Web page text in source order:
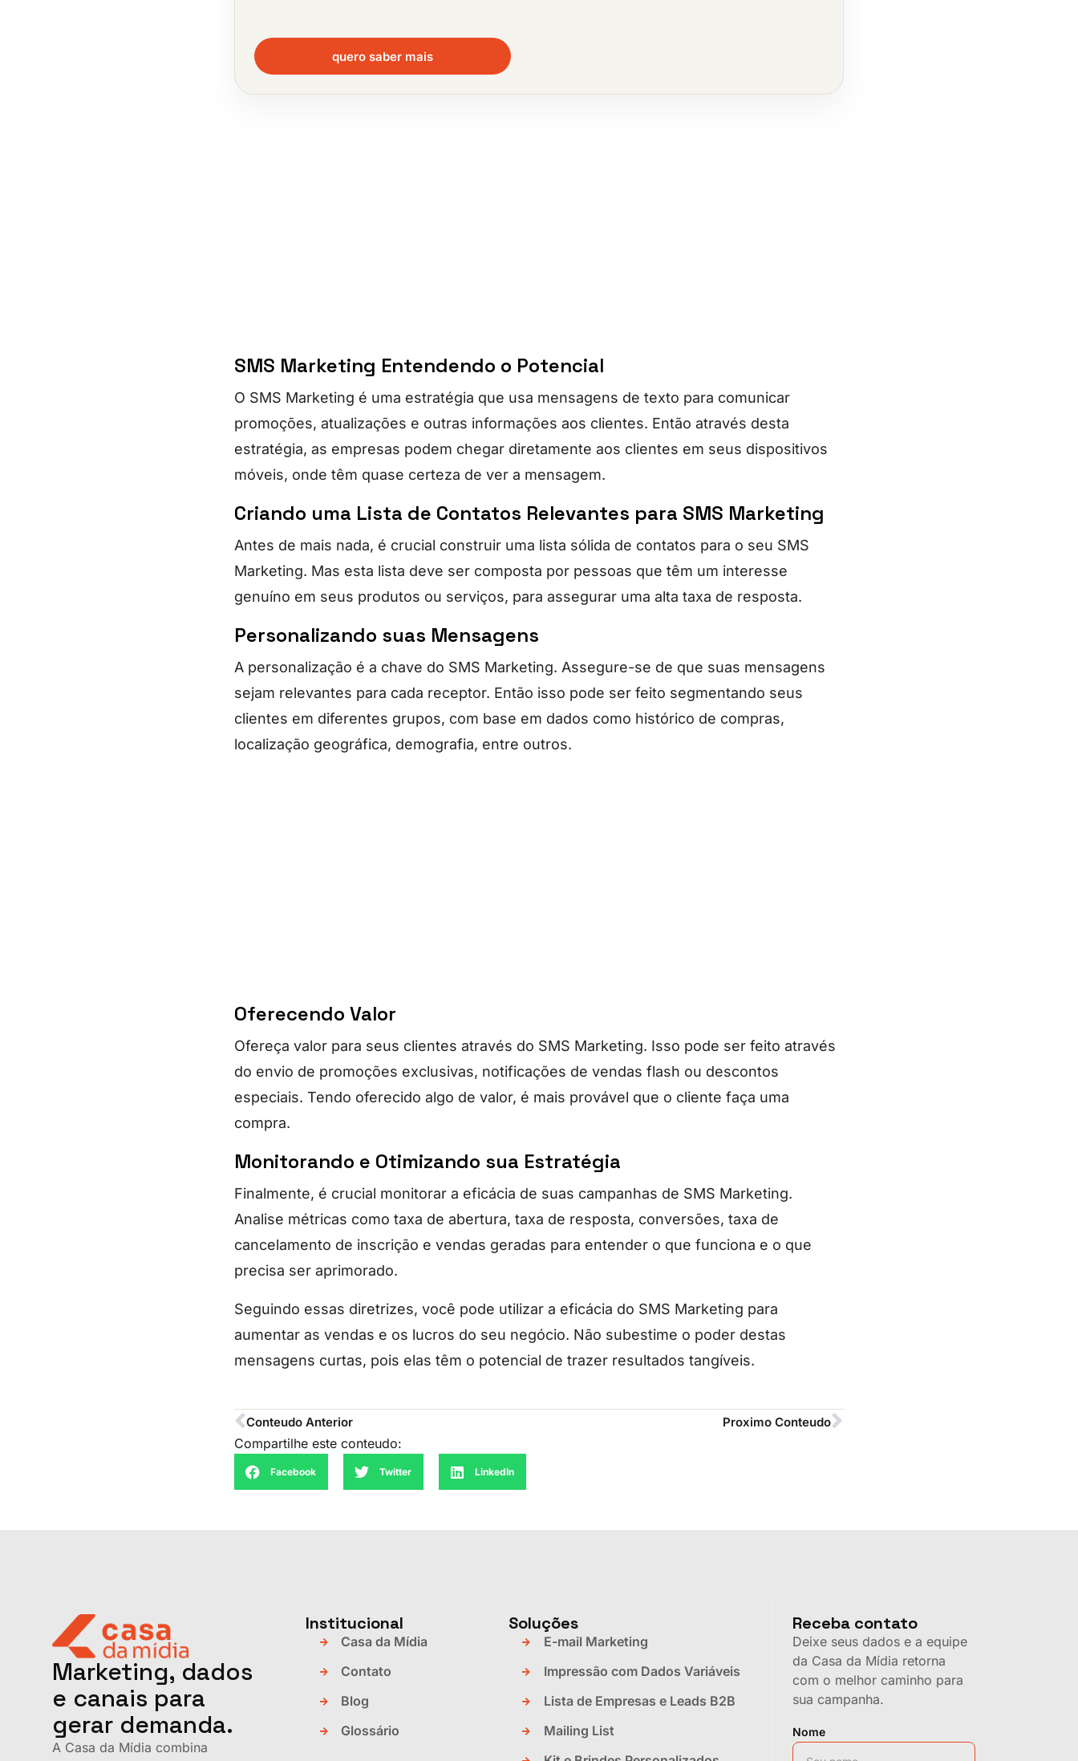
quero saber mais
SMS Marketing Entendendo o Potencial
O SMS Marketing é uma estratégia que usa mensagens de texto para comunicar
promoções, atualizações e outras informações aos clientes. Então através desta
estratégia, as empresas podem chegar diretamente aos clientes em seus dispositivos
móveis, onde têm quase certeza de ver a mensagem.
Criando uma Lista de Contatos Relevantes para SMS Marketing
Antes de mais nada, é crucial construir uma lista sólida de contatos para o seu SMS
Marketing. Mas esta lista deve ser composta por pessoas que têm um interesse
genuíno em seus produtos ou serviços, para assegurar uma alta taxa de resposta.
Personalizando suas Mensagens
A personalização é a chave do SMS Marketing. Assegure-se de que suas mensagens
sejam relevantes para cada receptor. Então isso pode ser feito segmentando seus
clientes em diferentes grupos, com base em dados como histórico de compras,
localização geográfica, demografia, entre outros.
Oferecendo Valor
Ofereça valor para seus clientes através do SMS Marketing. Isso pode ser feito através
do envio de promoções exclusivas, notificações de vendas flash ou descontos
especiais. Tendo oferecido algo de valor, é mais provável que o cliente faça uma
compra.
Monitorando e Otimizando sua Estratégia
Finalmente, é crucial monitorar a eficácia de suas campanhas de SMS Marketing.
Analise métricas como taxa de abertura, taxa de resposta, conversões, taxa de
cancelamento de inscrição e vendas geradas para entender o que funciona e o que
precisa ser aprimorado.
Seguindo essas diretrizes, você pode utilizar a eficácia do SMS Marketing para
aumentar as vendas e os lucros do seu negócio. Não subestime o poder destas
mensagens curtas, pois elas têm o potencial de trazer resultados tangíveis.
Conteudo Anterior Proximo Conteudo
Compartilhe este conteudo:
Facebook Twitter LinkedIn
Marketing, dados
e canais para
gerar demanda.
A Casa da Mídia combina
Institucional
Casa da Mídia
Contato
Blog
Glossário
Soluções
E-mail Marketing
Impressão com Dados Variáveis
Lista de Empresas e Leads B2B
Mailing List
Receba contato
Deixe seus dados e a equipe
da Casa da Mídia retorna
com o melhor caminho para
sua campanha.
Nome